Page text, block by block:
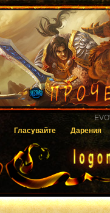
Гласувайте
Гласувайте Дарения